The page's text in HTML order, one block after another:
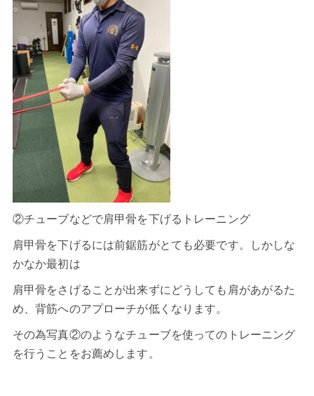
②チューブなどで肩甲骨を下げるトレーニング
肩甲骨を下げるには前鋸筋がとても必要です。しかしな
かなか最初は
肩甲骨をさげることが出来ずにどうしても肩があがるた
め、背筋へのアプローチが低くなります。
その為写真②のようなチューブを使ってのトレーニング
を行うことをお薦めします。